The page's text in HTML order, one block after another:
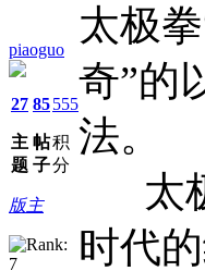
piaoguo
27
主
题
85
帖
子
555
积
分
版主
太极
奇”的
法。
太极
时代